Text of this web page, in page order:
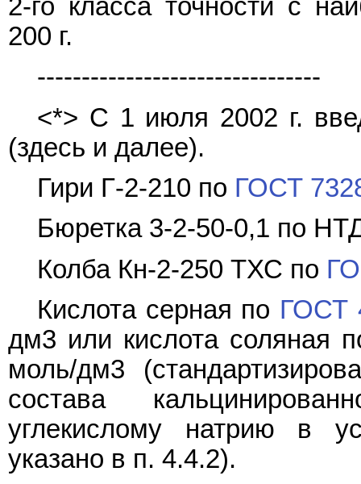
2-го класса точности с
200 г.
--------------------------------
<*> С 1 июля 2002 г.
(здесь и далее).
Гири Г-2-210 по ГОСТ
Бюретка 3-2-50-0,1 по
Колба Кн-2-250 ТХС по
Кислота серная по ГОСТ
дм3 или кислота соляная
моль/дм3
состава
углекислому натрию в
указано в п. 4.4.2).